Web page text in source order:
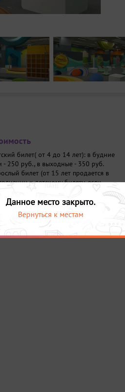
билет( от 4 до 14 лет): в будние
- 250 руб., в выходные - 350 руб.
билет (от 15 лет продается в
к детскому билету, если
не исполнилось 4 года):
дни - 100 руб., в выходные -
Данное место закрыто.
Вернуться к местам